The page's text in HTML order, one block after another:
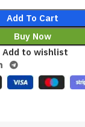
Add To Cart
Buy Now
Add to wishlist